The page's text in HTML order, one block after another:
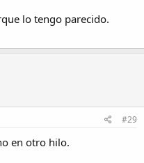
lo tengo parecido.
#29
en otro hilo.